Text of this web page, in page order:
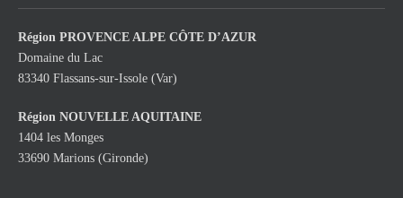
Région PROVENCE ALPE CÔTE D’AZUR
Domaine du Lac
83340 Flassans-sur-Issole (Var)
Région NOUVELLE AQUITAINE
1404 les Monges
33690 Marions (Gironde)